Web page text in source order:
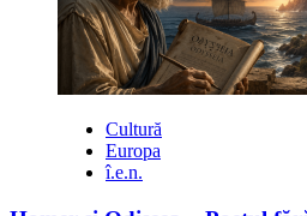
Cultură
Europa
î.e.n.